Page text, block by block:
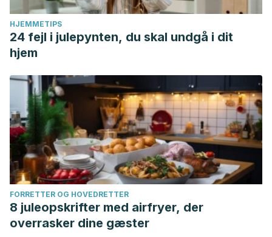
HJEMMETIPS
24 fejl i julepynten, du skal undgå i dit
hjem
FORRETTER OG HOVEDRETTER
8 juleopskrifter med airfryer, der
overrasker dine gæster